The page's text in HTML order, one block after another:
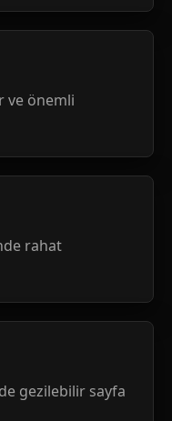
ve önemli
rahat
gezilebilir sayfa